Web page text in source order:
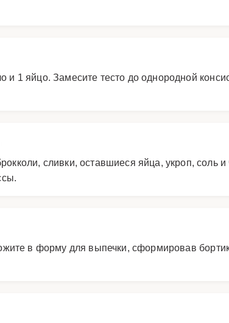
1 яйцо. Замесите тесто до однородной
сливки, оставшиеся яйца, укроп, соль
в форму для выпечки, сформировав